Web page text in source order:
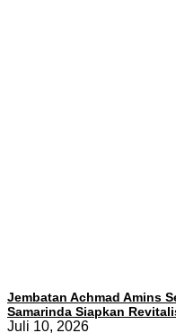
Jembatan Achmad Amins
Samarinda Siapkan
Juli 10, 2026